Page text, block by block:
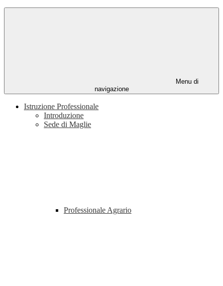
Menu di
navigazione
Istruzione Professionale
Introduzione
Sede di Maglie
Professionale Agrario